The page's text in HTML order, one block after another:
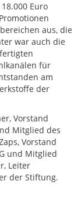
Euro
aus, die
war auch die
für
am
der
Vorstand
Mitglied des
Vorstand
und Mitglied
Leiter
der Stiftung.